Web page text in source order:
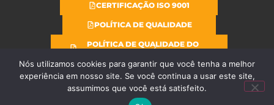
CERTIFICAÇÃO ISO 9001
POLÍTICA DE QUALIDADE
POLÍTICA DE QUALIDADE DO
LABORATÓRIO
Copyright © 2025 Todos os direitos reservados.
Nós utilizamos cookies para garantir que você tenha a melhor
experiência em nosso site. Se você continua a usar este site,
assumimos que você está satisfeito.